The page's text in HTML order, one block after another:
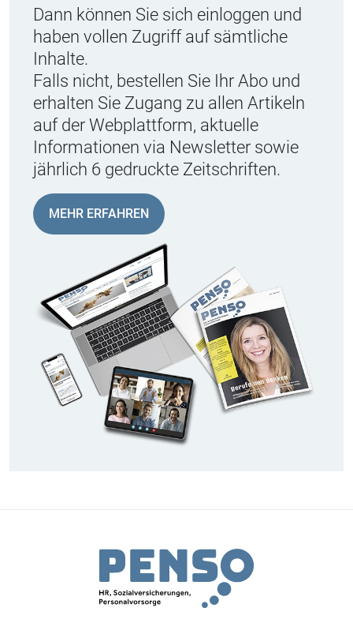
Dann können Sie sich einloggen und
haben vollen Zugriff auf sämtliche
Inhalte.
Falls nicht, bestellen Sie Ihr Abo und
erhalten Sie Zugang zu allen Artikeln
auf der Webplattform, aktuelle
Informationen via Newsletter sowie
jährlich 6 gedruckte Zeitschriften.
MEHR ERFAHREN